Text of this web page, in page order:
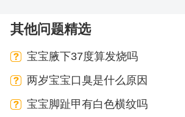
其他问题精选
宝宝腋下37度算发烧吗
两岁宝宝口臭是什么原因
宝宝脚趾甲有白色横纹吗